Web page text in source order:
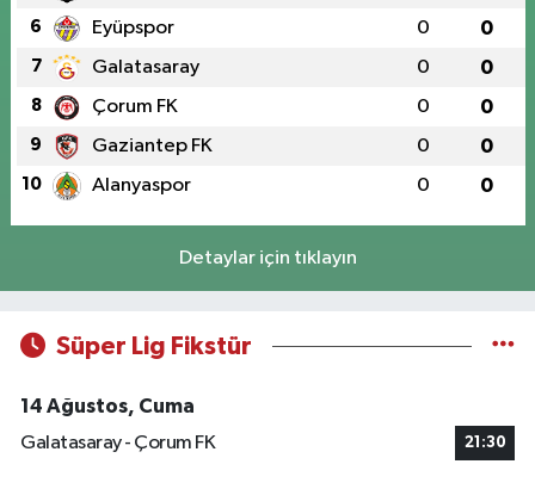
6 Eyüpspor 0 0
7 Galatasaray 0 0
8 Çorum FK 0 0
9 Gaziantep FK 0 0
10 Alanyaspor 0 0
Detaylar için tıklayın
Süper Lig Fikstür
14 Ağustos, Cuma
Galatasaray - Çorum FK
21:30